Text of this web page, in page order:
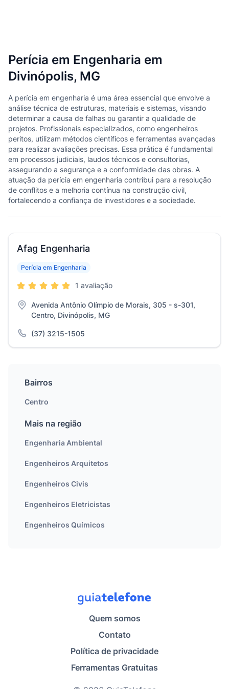
Perícia em Engenharia em
Divinópolis, MG
A perícia em engenharia é uma área essencial que envolve a
análise técnica de estruturas, materiais e sistemas, visando
determinar a causa de falhas ou garantir a qualidade de
projetos. Profissionais especializados, como engenheiros
peritos, utilizam métodos científicos e ferramentas avançadas
para realizar avaliações precisas. Essa prática é fundamental
em processos judiciais, laudos técnicos e consultorias,
assegurando a segurança e a conformidade das obras. A
atuação da perícia em engenharia contribui para a resolução
de conflitos e a melhoria contínua na construção civil,
fortalecendo a confiança de investidores e a sociedade.
Afag Engenharia
Perícia em Engenharia
1 avaliação
Avenida Antônio Olímpio de Morais, 305 - s-301,
Centro, Divinópolis, MG
(37) 3215-1505
Bairros
Centro
Mais na região
Engenharia Ambiental
Engenheiros Arquitetos
Engenheiros Civis
Engenheiros Eletricistas
Engenheiros Químicos
Quem somos
Contato
Política de privacidade
Ferramentas Gratuitas